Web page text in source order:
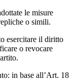
le misure
o simili.
esercitare il diritto
o revocare
in base all’Art. 18